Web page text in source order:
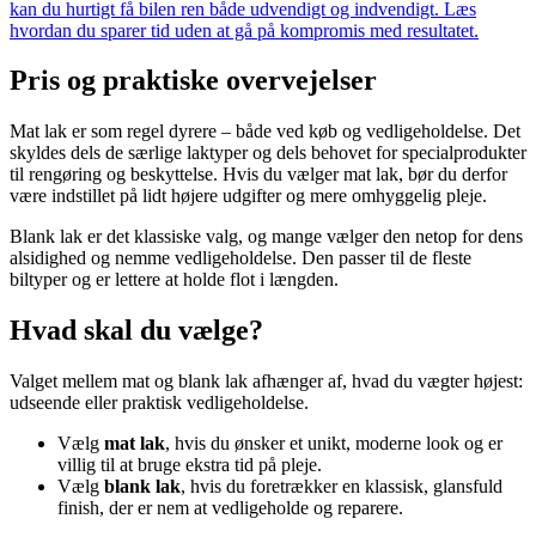
kan du hurtigt få bilen ren både udvendigt og indvendigt. Læs
hvordan du sparer tid uden at gå på kompromis med resultatet.
Pris og praktiske overvejelser
Mat lak er som regel dyrere – både ved køb og vedligeholdelse. Det
skyldes dels de særlige laktyper og dels behovet for specialprodukter
til rengøring og beskyttelse. Hvis du vælger mat lak, bør du derfor
være indstillet på lidt højere udgifter og mere omhyggelig pleje.
Blank lak er det klassiske valg, og mange vælger den netop for dens
alsidighed og nemme vedligeholdelse. Den passer til de fleste
biltyper og er lettere at holde flot i længden.
Hvad skal du vælge?
Valget mellem mat og blank lak afhænger af, hvad du vægter højest:
udseende eller praktisk vedligeholdelse.
Vælg mat lak, hvis du ønsker et unikt, moderne look og er
villig til at bruge ekstra tid på pleje.
Vælg blank lak, hvis du foretrækker en klassisk, glansfuld
finish, der er nem at vedligeholde og reparere.